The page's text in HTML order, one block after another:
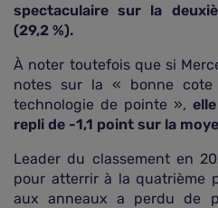
spectaculaire sur la
(29,2 %).
À noter toutefois que si
notes sur la « bonne
technologie de pointe »,
repli de -1,1 point sur la
Leader du classement en
pour atterrir à la quatrième
aux anneaux a perdu de